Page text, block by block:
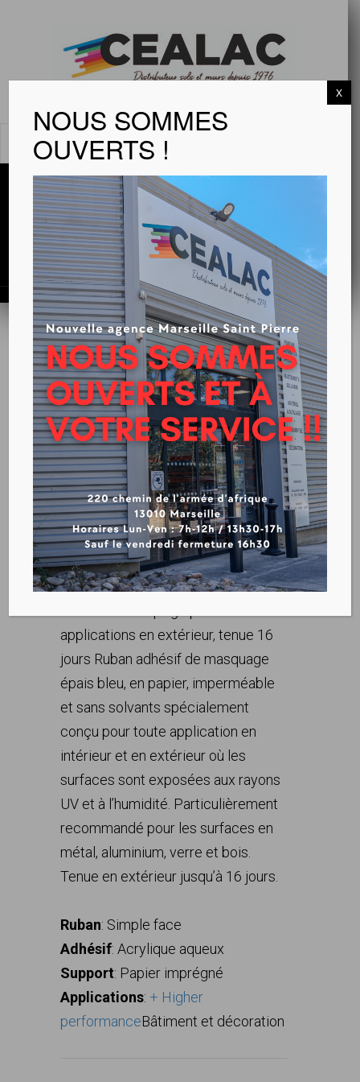
MENU
MSK 6085 – Ruban de
masquage extérieur –
38mm x 50ML
applications en extérieur, tenue 16
jours Ruban adhésif de masquage
épais bleu, en papier, imperméable
et sans solvants spécialement
conçu pour toute application en
intérieur et en extérieur où les
surfaces sont exposées aux rayons
UV et à l’humidité. Particulièrement
recommandé pour les surfaces en
métal, aluminium, verre et bois.
Tenue en extérieur jusqu’à 16 jours.
Ruban: Simple face
Adhésif: Acrylique aqueux
Support: Papier imprégné
Applications: + Higher
performanceBâtiment et décoration
NOUS SOMMES
OUVERTS !
X